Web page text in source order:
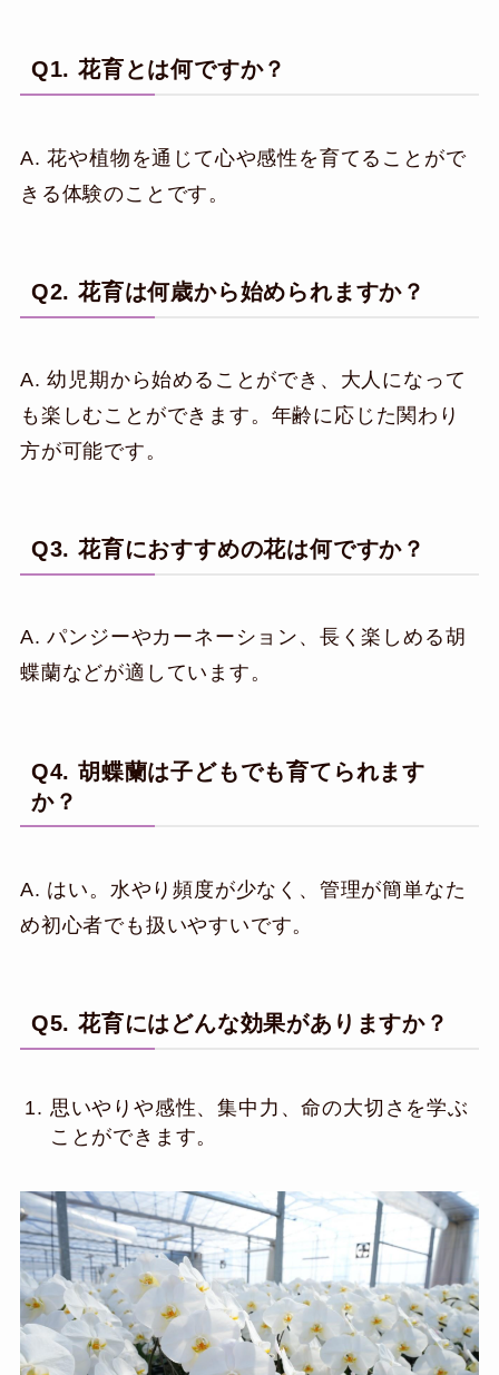
Q1. 花育とは何ですか？
A. 花や植物を通じて心や感性を育てることがで
きる体験のことです。
Q2. 花育は何歳から始められますか？
A. 幼児期から始めることができ、大人になって
も楽しむことができます。年齢に応じた関わり
方が可能です。
Q3. 花育におすすめの花は何ですか？
A. パンジーやカーネーション、長く楽しめる胡
蝶蘭などが適しています。
Q4. 胡蝶蘭は子どもでも育てられます
か？
A. はい。水やり頻度が少なく、管理が簡単なた
め初心者でも扱いやすいです。
Q5. 花育にはどんな効果がありますか？
思いやりや感性、集中力、命の大切さを学ぶ
ことができます。